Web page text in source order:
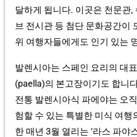
달하게 됩니다. 이곳은 천문관,
브 전시관 등 첨단 문화공간이
위 여행자들에게도 인기 있는
발렌시아는 스페인 요리의 대
(paella)의 본고장이기도 합니
전통 발렌시아식 파에야는 오
험할 수 있는 특별한 미식 여행
한 매년 3월 열리는 ‘라스 파야